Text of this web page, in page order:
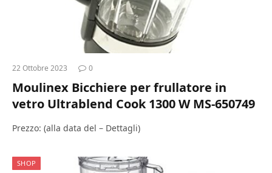
22 Ottobre 2023 0
Moulinex Bicchiere per frullatore in
vetro Ultrablend Cook 1300 W MS-650749
Prezzo: (alla data del – Dettagli)
SHOP